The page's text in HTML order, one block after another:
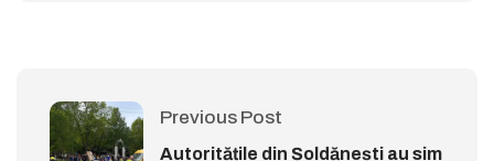
Previous Post
Autoritățile din Șoldănești au sim